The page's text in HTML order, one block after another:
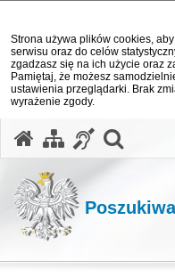
Strona używa plików cookies,
serwisu oraz do celów
zgadzasz się na ich użycie oraz
Pamiętaj, że możesz
ustawienia przeglądarki. Brak
wyrażenie zgody.